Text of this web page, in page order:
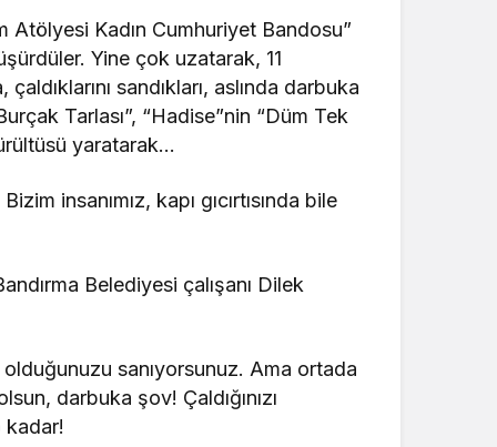
Atölyesi Kadın Cumhuriyet Bandosu”
Yine çok uzatarak, 11
sandıkları, aslında darbuka
Tarlası”, “Hadise”nin “Düm Tek
yaratarak…
insanımız, kapı gıcırtısında bile
Belediyesi çalışanı Dilek
olduğunuzu sanıyorsunuz. Ama ortada
darbuka şov! Çaldığınızı
kadar!